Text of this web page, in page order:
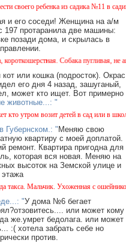
своего ребенка из садика №11 в
и его соседи! Женщина на а/м
197 протаранила две машины:
позади дома, и скрылась в
Собака пугливая, не
или кошка (подросток). Окрас
его дня 4 назад, зашуганый,
может кто ищет. Вот примерно
животные...: "
утром возит детей в сад или в
Губернском.: " Меняю свою
квартиру с моей доплатой.
ремонт. Квартира пригодна для
которая вся новая. Меняю на
высоток на Земской улице и
такса. Мальчик. Ухоженная с
"У дома №6 бегает
или может кому
же.умрет бедолага. или может
:( хотела забрать себе но
против.